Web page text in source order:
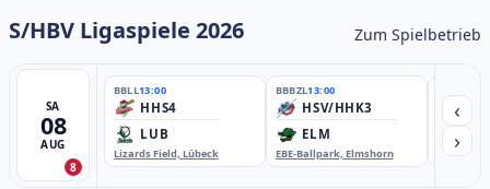
S/HBV Ligaspiele 2026 Zum Spielbetrieb
SA
08
AUG
8
BBLL13:00
HHS4
LUB
Lizards Field, Lübeck
BBBZL13:00
HSV/HHK3
ELM
EBE-Ballpark, Elmshorn
‹
›